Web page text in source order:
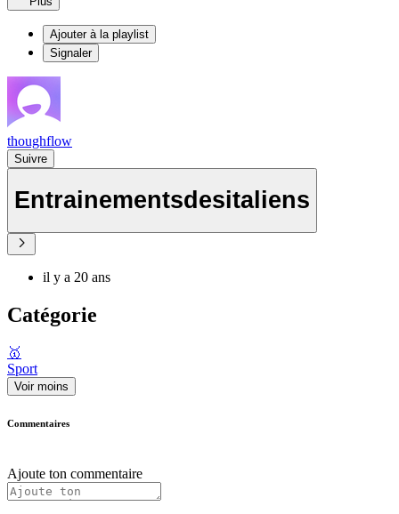
Ajouter à la playlist
Signaler
thoughflow
Suivre
Entrainementsdesitaliens
il y a 20 ans
Catégorie
🥇
Sport
Voir moins
Commentaires
Ajoute ton commentaire